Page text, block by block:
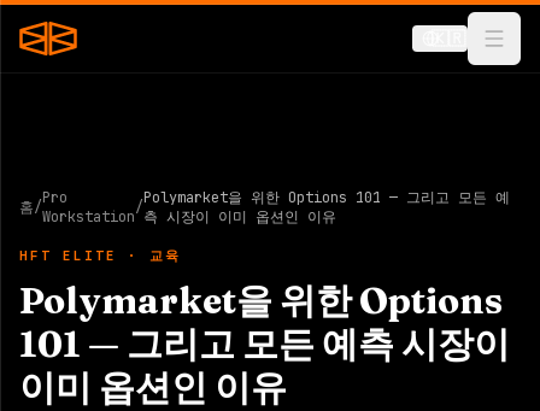
홈/Pro
Workstation/Polymarket을 위한 Options 101 — 그리고 모든 예
측 시장이 이미 옵션인 이유
HFT ELITE · 교육
Polymarket을 위한 Options
101 — 그리고 모든 예측 시장이
이미 옵션인 이유